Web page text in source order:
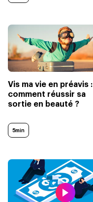
Vis ma vie en préavis :
comment réussir sa
sortie en beauté ?
5min